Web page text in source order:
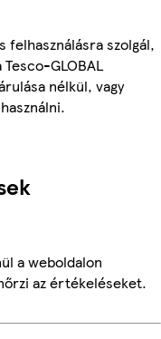
felhasználásra szolgál,
GLOBAL
nélkül, vagy
a weboldalon
az értékeléseket.